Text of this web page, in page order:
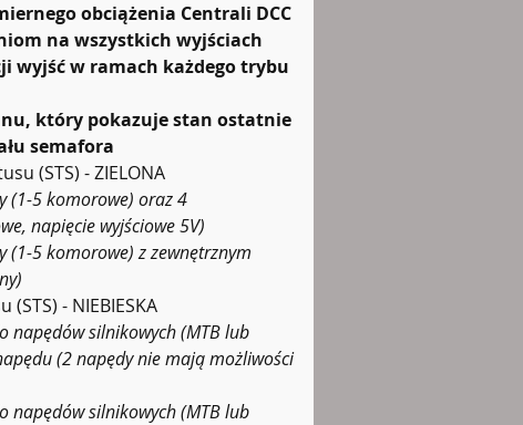
obciążenia Centrali DCC
na wszystkich wyjściach
wyjść w ramach każdego trybu
który pokazuje stan ostatnie
semafora
(STS) - ZIELONA
(1-5 komorowe) oraz 4
napięcie wyjściowe 5V)
(1-5 komorowe) z zewnętrznym
- NIEBIESKA
napędów silnikowych (MTB lub
(2 napędy nie mają możliwości
napędów silnikowych (MTB lub